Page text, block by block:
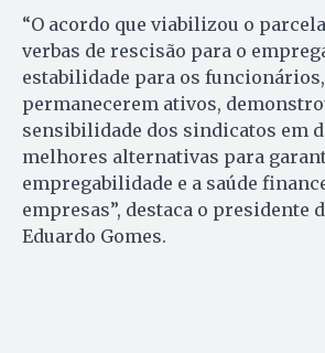
“O acordo que viabilizou o
verbas de rescisão para o
estabilidade para os
permanecerem ativos,
sensibilidade dos sindicatos em
melhores alternativas para
empregabilidade e a saúde
empresas”, destaca o presidente
Eduardo Gomes.